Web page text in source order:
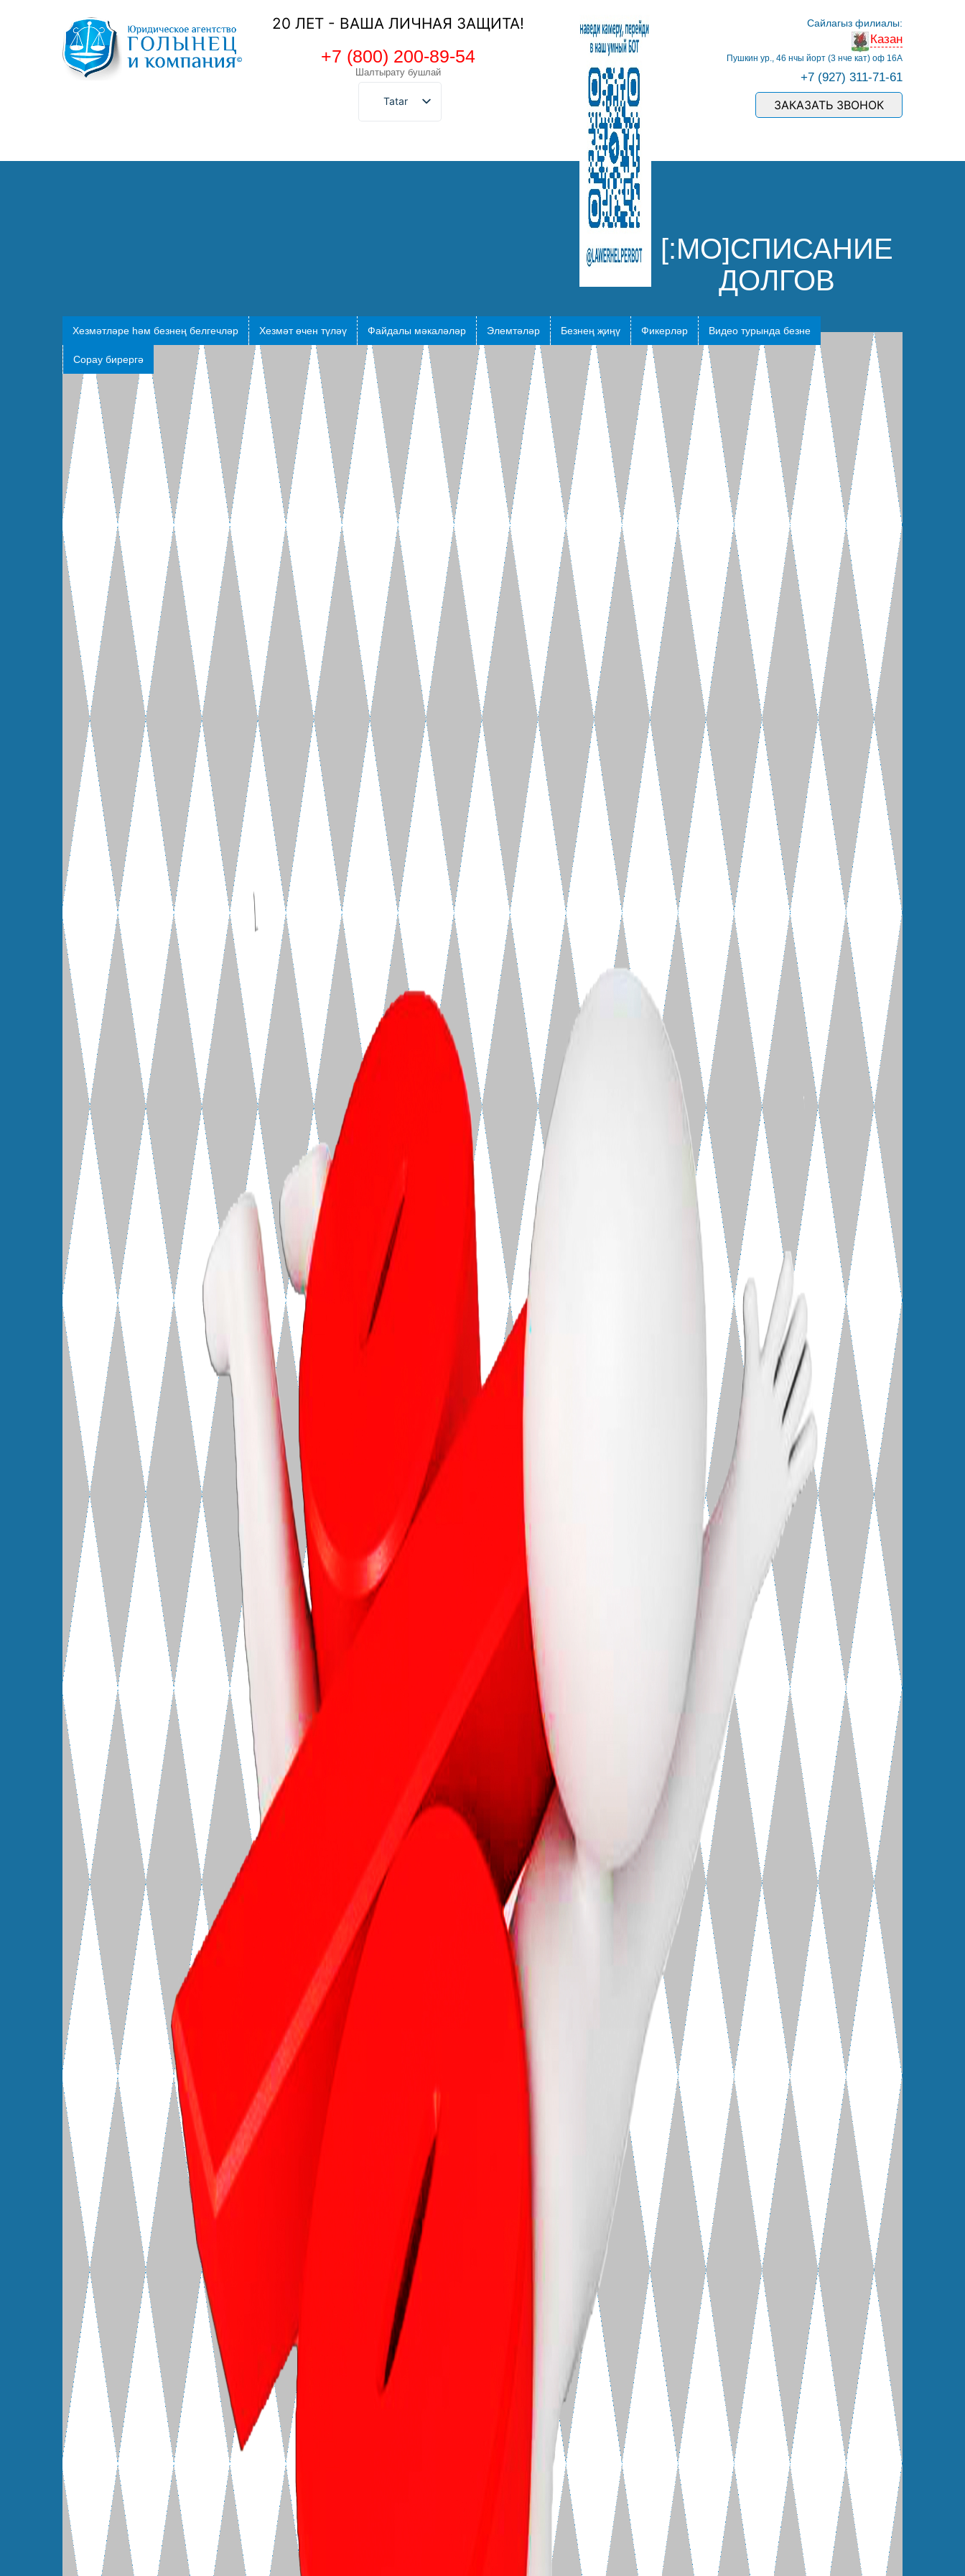
20 ЛЕТ - ВАША ЛИЧНАЯ ЗАЩИТА!
+7 (800) 200-89-54
Шалтырату бушлай
Tatar
Сайлагыз филиалы:
Казан
Пушкин ур., 46 нчы йорт (3 нче кат) оф 16А
+7 (927) 311-71-61
ЗАКАЗАТЬ ЗВОНОК
Хезмәтләре һәм безнең белгечләр Хезмәт өчен түләү Файдалы мәкаләләр Элемтәләр Безнең җиңү Фикерләр Видео турында безне
Сорау бирергә
[:MO]СПИСАНИЕ
ДОЛГОВ